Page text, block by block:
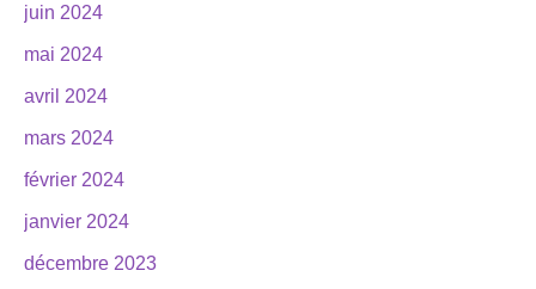
juin 2024
mai 2024
avril 2024
mars 2024
février 2024
janvier 2024
décembre 2023